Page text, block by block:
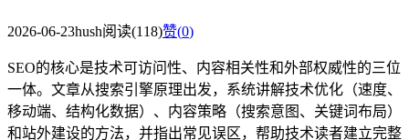
2026-06-23hush阅读(118)赞(0)
SEO的核心是技术可访问性、内容相关性和外部权威性的三位
一体。文章从搜索引擎原理出发，系统讲解技术优化（速度、
移动端、结构化数据）、内容策略（搜索意图、关键词布局）
和站外建设的方法，并指出常见误区，帮助技术读者建立完整